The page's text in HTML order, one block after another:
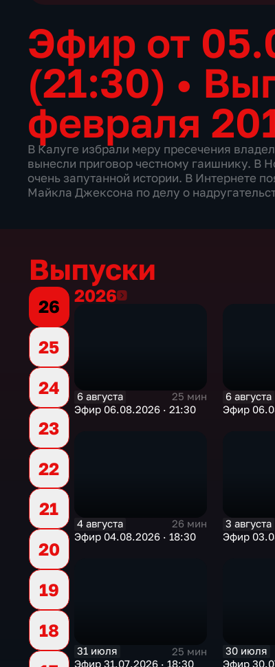
Эфир от
(21:30) •
февраля
В Калуге избрали меру пресечения
вынесли приговор честному гаишнику. В
очень запутанной истории. В Интернете
Майкла Джексона по делу о
Выпуски
26
25
24
23
22
21
20
19
18
20262026
6 августа
25 мин
Эфир 06.08.2026 · 21:30
6 августа
Эфир
4 августа
26 мин
Эфир 04.08.2026 · 18:30
3 августа
Эфир
31 июля
25 мин
Эфир 31.07.2026 · 18:30
30 июля
Эфир